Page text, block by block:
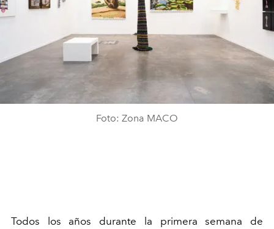
Foto: Zona MACO
Todos los años durante la primera semana de